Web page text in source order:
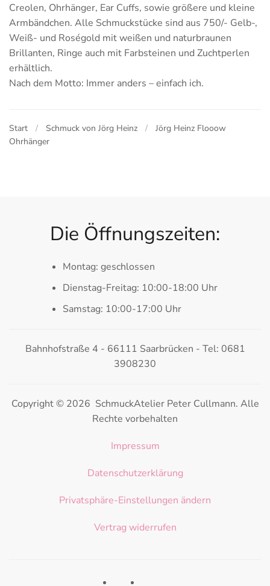
Creolen, Ohrhänger, Ear Cuffs, sowie größere und kleine
Armbändchen. Alle Schmuckstücke sind aus 750/- Gelb-,
Weiß- und Roségold mit weißen und naturbraunen
Brillanten, Ringe auch mit Farbsteinen und Zuchtperlen
erhältlich.
Nach dem Motto: Immer anders – einfach ich.
Start Schmuck von Jörg Heinz
Jörg Heinz Flooow
Ohrhänger
Die Öffnungszeiten:
Montag: geschlossen
Dienstag-Freitag: 10:00-18:00 Uhr
Samstag: 10:00-17:00 Uhr
Bahnhofstraße 4 - 66111 Saarbrücken - Tel: 0681
3908230
Copyright © 2026 SchmuckAtelier Peter Cullmann. Alle
Rechte vorbehalten
Impressum
Datenschutzerklärung
Privatsphäre-Einstellungen ändern
Vertrag widerrufen